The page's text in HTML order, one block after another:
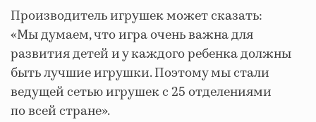
Производитель игрушек может сказать:
«Мы думаем, что игра очень важна для
развития детей и у каждого ребенка должны
быть лучшие игрушки. Поэтому мы стали
ведущей сетью игрушек с 25 отделениями
по всей стране».